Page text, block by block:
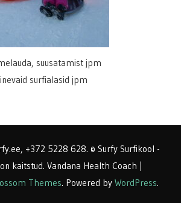
suusatamist jpm
surfialasid jpm
+372 5228 628. © Surfy Surfikool -
kaitstud. Vandana Health Coach |
Themes. Powered by WordPress.